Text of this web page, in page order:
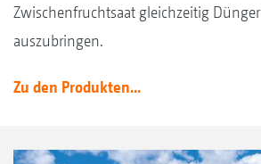
Zwischenfruchtsaat gleichzeitig
auszubringen.
Zu den Produkten...